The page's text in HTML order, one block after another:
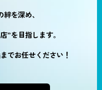
を深め、
”を目指します。
でお任せください！